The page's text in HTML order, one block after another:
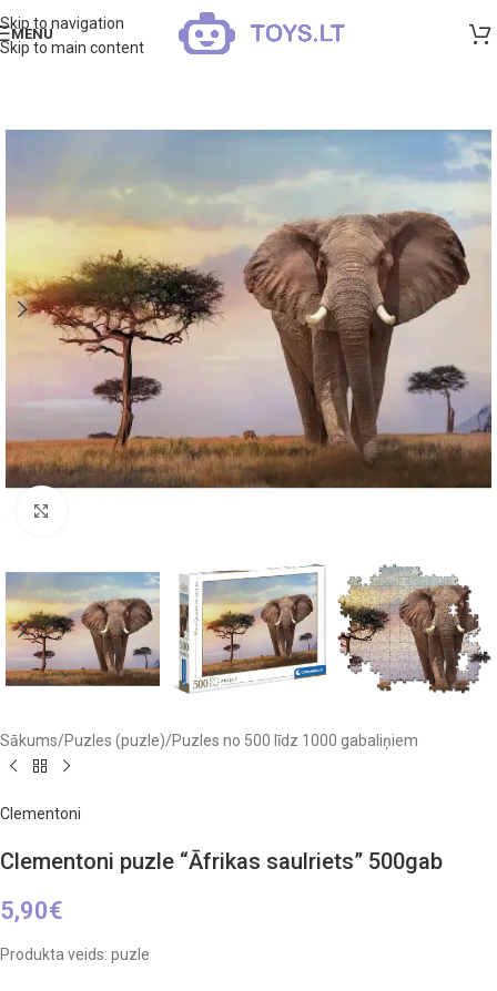
Skip to navigation
Skip to main content
MENU
Sākums/Puzles (puzle)/Puzles no 500 līdz 1000 gabaliņiem
Clementoni
Clementoni puzle “Āfrikas saulriets” 500gab
5,90€
Produkta veids: puzle